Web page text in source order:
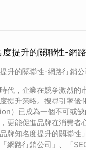
度提升的關聯性-網
升的關聯性-網路行銷公
代，企業在競爭激烈的
提升策略。搜尋引擎優
）已成為一個不可或
更能促進品牌在消費者
牌知名度提升的關聯性
網路行銷公司」、「